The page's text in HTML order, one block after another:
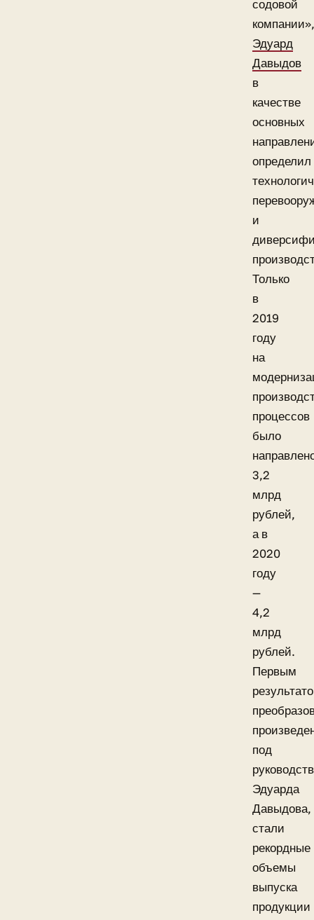
содовой
компании»,
Эдуард
Давыдов
в
качестве
основных
определил
и
Только
в
2019
году
на
процессов
было
3,2
млрд
рублей,
а в
2020
году
—
4,2
млрд
рублей.
Первым
под
Эдуарда
Давыдова,
стали
рекордные
объемы
выпуска
продукции